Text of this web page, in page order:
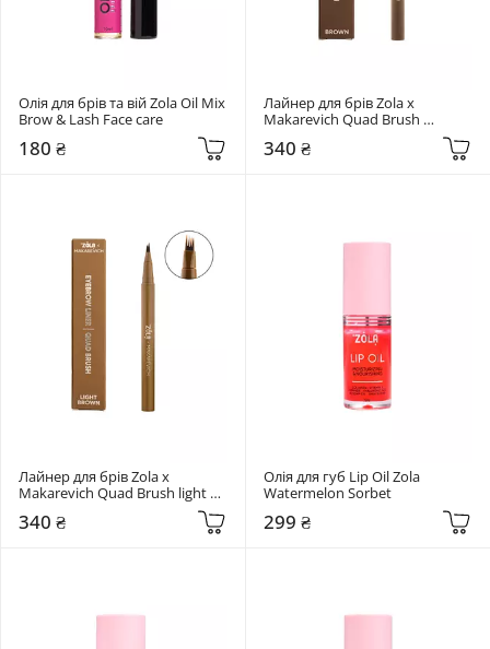
Олія для брів та вій Zola Oil Mix
Brow & Lash Face care
180 ₴
Лайнер для брів Zola x
Makarevich Quad Brush
340 ₴
Лайнер для брів Zola x
Makarevich Quad Brush light
340 ₴
Олія для губ Lip Oil Zola
Watermelon Sorbet
299 ₴